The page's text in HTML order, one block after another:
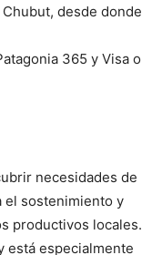
desde donde
365 y Visa o
necesidades de
el sostenimiento y
productivos locales.
está especialmente